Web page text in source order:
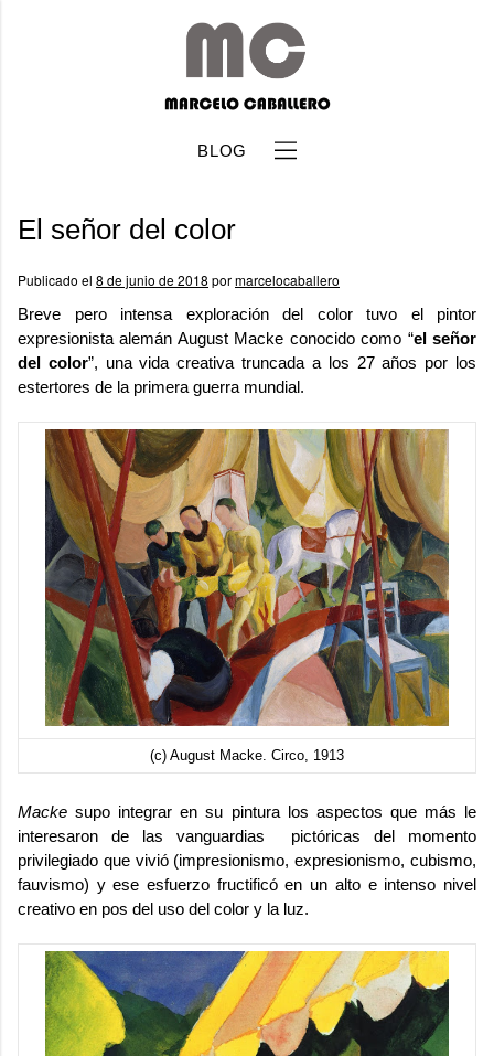
BLOG
El señor del color
Publicado el 8 de junio de 2018 pormarcelocaballero
Breve pero intensa exploración del color tuvo el pintor
expresionista alemán August Macke conocido como “el señor
del color”, una vida creativa truncada a los 27 años por los
estertores de la primera guerra mundial.
(c) August Macke. Circo, 1913
Macke supo integrar en su pintura los aspectos que más le
interesaron de las vanguardias pictóricas del momento
privilegiado que vivió (impresionismo, expresionismo, cubismo,
fauvismo) y ese esfuerzo fructificó en un alto e intenso nivel
creativo en pos del uso del color y la luz.